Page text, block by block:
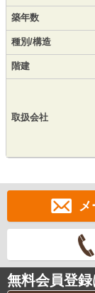
築年数
種別/構造
階建
取扱会社
メ
無料会員登